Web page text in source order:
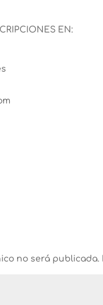
EN:
no será publicada.